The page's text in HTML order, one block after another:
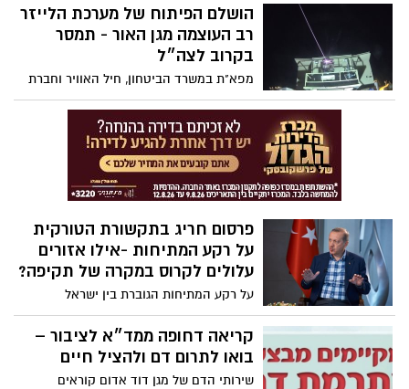
צפוי מחסור (שהיה ידוע מראש) בעקבות
ויכוחים בין הרבנים הראשיים ליצרני החלב
(לא לעבוד בחגים, אף לא באמצעות "גוי של
שבת") חוסר בימי חול בהם ניתן לעבוד וליצר
בתקופה הקרובה ואי הכנה מראש של משרד
האוצר לאשר יבוא חלב, למרות האזהרות,
הביאו למצב הקיים. מומלץ להצטייד בחלב
שבוע עד שבועיים קדימה
הושלם הפיתוח של מערכת הלייזר
רב העוצמה מגן האור - תמסר
בקרוב לצה״ל
מפא"ת במשרד הביטחון, חיל האוויר וחברת
רפאל השלימו בהצלחה סדרת ניסויים
במערכת הלייזר (Iron Beam) בתצורה
מבצעית מלאה. המערכת הוכיחה את יעילותה
כנגד מגוון איומים וביצעה יירוט מוצלח של
רקטות, פצמ"רים ומל"טים. מערכות ראשונות
ייקלטו בצה"ל עד סוף השנה
פרסום חריג בתקשורת הטורקית
על רקע המתיחות -אילו אזורים
עלולים לקרוס במקרה של תקיפה?
על רקע המתיחות הגוברת בין ישראל
לטורקיה, אחד מערוצי התקשורת המזוהים
עם נשיא טורקיה רג'פ טאיפ ארדואן פרסם
רשימה המכונה "בנק מטרות" בישראל במקרה
קריאה דחופה ממד״א לציבור –
בואו לתרום דם ולהציל חיים
שירותי הדם של מגן דוד אדום קוראים